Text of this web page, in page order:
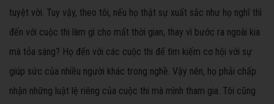
tuyệt vời. Tuy vậy, theo tôi, nếu họ thật sự xuất sắc như họ nghĩ thì
đến với cuộc thi làm gì cho mất thời gian, thay vì bước ra ngoài kia
mà tỏa sáng? Họ đến với các cuộc thi để tìm kiếm cơ hội với sự
giúp sức của nhiều người khác trong nghề. Vậy nên, họ phải chấp
nhận những luật lệ riêng của cuộc thi mà mình tham gia. Tôi cũng